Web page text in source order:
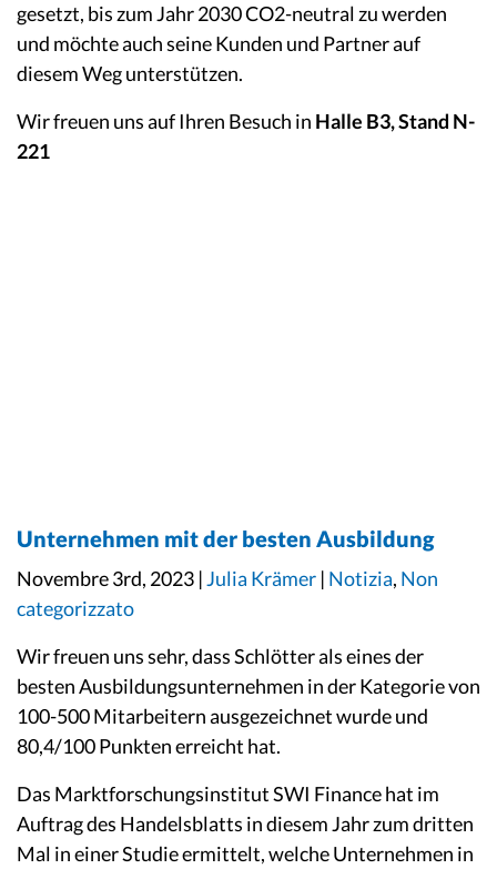
gesetzt, bis zum Jahr 2030 CO2-neutral zu werden
und möchte auch seine Kunden und Partner auf
diesem Weg unterstützen.
Wir freuen uns auf Ihren Besuch in Halle B3, Stand N-
221
Unternehmen mit der besten Ausbildung
Novembre 3rd, 2023 |Julia Krämer | Notizia, Non
categorizzato
Wir freuen uns sehr, dass Schlötter als eines der
besten Ausbildungsunternehmen in der Kategorie von
100-500 Mitarbeitern ausgezeichnet wurde und
80,4/100 Punkten erreicht hat.
Das Marktforschungsinstitut SWI Finance hat im
Auftrag des Handelsblatts in diesem Jahr zum dritten
Mal in einer Studie ermittelt, welche Unternehmen in